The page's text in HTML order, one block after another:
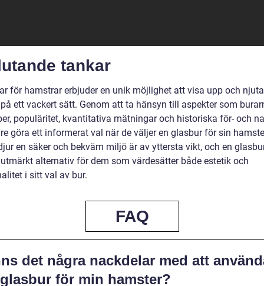
tankar
för hamstrar erbjuder en unik möjlighet att visa upp och
ett vackert sätt. Genom att ta hänsyn till aspekter som
populäritet, kvantitativa mätningar och historiska för- och
göra ett informerat val när de väljer en glasbur för sin
en säker och bekväm miljö är av yttersta vikt, och en
alternativ för dem som värdesätter både estetik och
i sitt val av bur.
FAQ
det några nackdelar med att
för min hamster?